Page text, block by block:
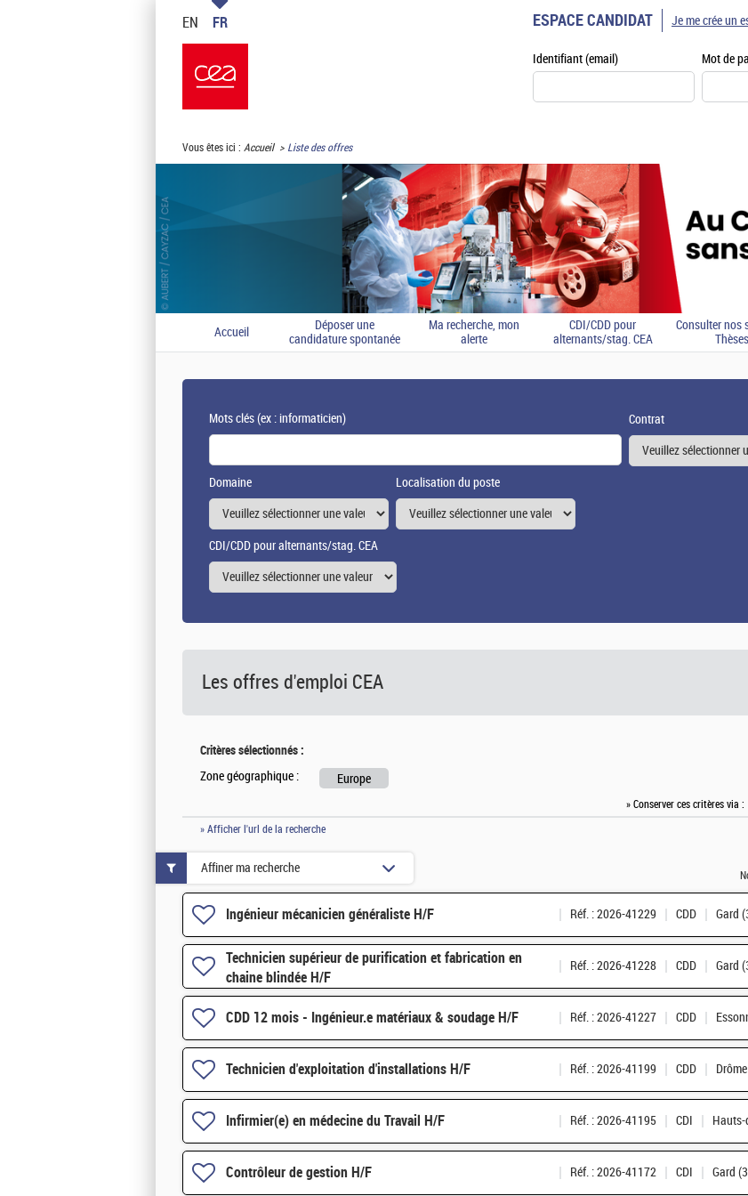
EN FR ESPACE CANDIDAT
Identifiant (email) Mot de
Je me crée un
Vous êtes ici : Accueil Liste des offres
Accueil
Déposer une
candidature spontanée
Ma recherche, mon
alerte
CDI/CDD pour
alternants/stag. CEA
Consulter nos
Thèses
Mots clés(ex : informaticien) Contrat
Domaine Localisation du poste
CDI/CDD pour alternants/stag. CEA
Les offres d'emploi CEA
Critères sélectionnés :
Zone géographique : Europe
» Conserver ces critères via :
» Afficher l'url de la recherche
Ingénieur mécanicien généraliste H/F Réf. : 2026-41229 CDD Gard
Technicien supérieur de purification et fabrication en
chaine blindée H/F
Réf. : 2026-41228 CDD Gard
CDD 12 mois - Ingénieur.e matériaux & soudage H/F Réf. : 2026-41227 CDD
Technicien d'exploitation d'installations H/F Réf. : 2026-41199 CDD
Infirmier(e) en médecine du Travail H/F Réf. : 2026-41195 CDI Hauts-
Contrôleur de gestion H/F Réf. : 2026-41172 CDI Gard
Affiner ma recherche